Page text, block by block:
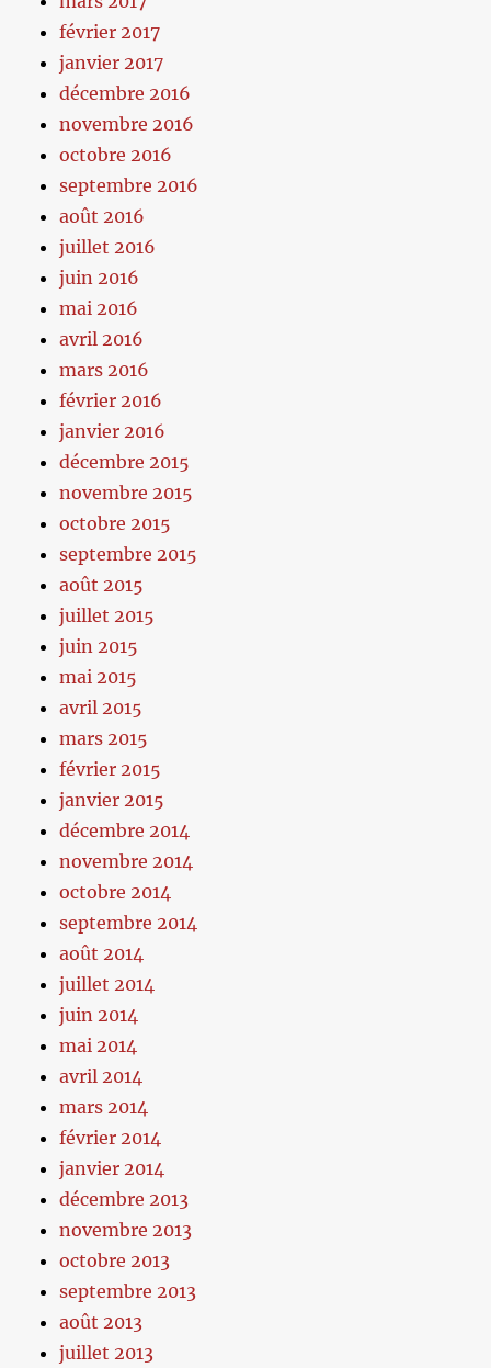
février 2017
janvier 2017
décembre 2016
novembre 2016
octobre 2016
septembre 2016
août 2016
juillet 2016
juin 2016
mai 2016
avril 2016
mars 2016
février 2016
janvier 2016
décembre 2015
novembre 2015
octobre 2015
septembre 2015
août 2015
juillet 2015
juin 2015
mai 2015
avril 2015
mars 2015
février 2015
janvier 2015
décembre 2014
novembre 2014
octobre 2014
septembre 2014
août 2014
juillet 2014
juin 2014
mai 2014
avril 2014
mars 2014
février 2014
janvier 2014
décembre 2013
novembre 2013
octobre 2013
septembre 2013
août 2013
juillet 2013